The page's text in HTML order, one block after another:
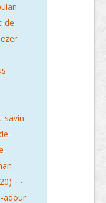
de-
savin
-
adour